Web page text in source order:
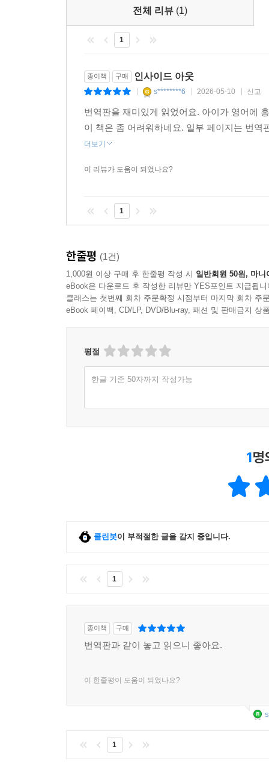
전체 리뷰 (1)
1
종이책 구매 인사이드 아웃
s********6 2026-05-10 신고
번역판을 재미있게 읽었어요. 아이가 영어에
이 책은 좀 어려워하네요. 일부 페이지는 번
더보기
이 리뷰가 도움이 되었나요?
1
한줄평 (1건)
1,000원 이상 구매 후 한줄평 작성 시 일반회원 50원, 마니
eBook은 다운로드 후 작성한 리뷰만 YES포인트 지급됩니
클래스는 첫번째 회차 주문확정 시점부터 마지막 회차 주
eBook 페이백, CD/LP, DVD/Blu-ray, 패션 및 판매금지 상
평점
한글 기준 50자까지 작성가능
1명
클린봇이 부적절한 글을 감지 중입니다.
1
종이책 구매
번역판과 같이 놓고 읽으니 좋아요.
이 한줄평이 도움이 되었나요?
1